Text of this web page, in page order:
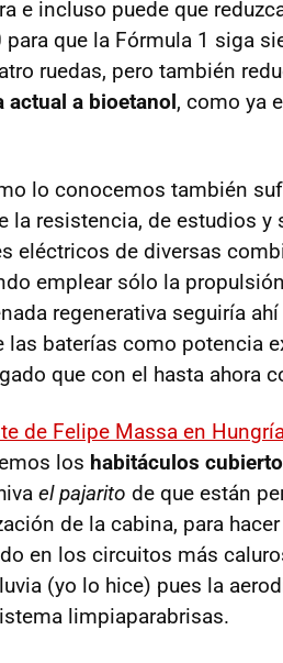
e incluso puede que
que la Fórmula 1 siga
ruedas, pero también
actual a bioetanol, como ya
lo conocemos también
la resistencia, de estudios
eléctricos de diversas
emplear sólo la
regenerativa seguiría
las baterías como potencia
que con el hasta ahora
de Felipe Massa en
los habitáculos
el pajarito de que están
de la cabina, para
en los circuitos más
(yo lo hice) pues la
limpiaparabrisas.